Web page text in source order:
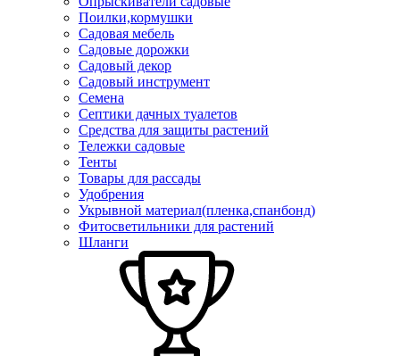
Поилки,кормушки
Садовая мебель
Садовые дорожки
Садовый декор
Садовый инструмент
Семена
Септики дачных туалетов
Средства для защиты растений
Тележки садовые
Тенты
Товары для рассады
Удобрения
Укрывной материал(пленка,спанбонд)
Фитосветильники для растений
Шланги